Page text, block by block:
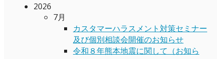
2026
7月
カスタマーハラスメント対策セミナー
及び個別相談会開催のお知らせ
令和８年熊本地震に関して（お知ら